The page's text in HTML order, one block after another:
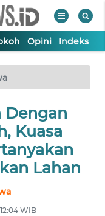
Opini Indeks
Dengan
Kuasa
Lahan
WIB